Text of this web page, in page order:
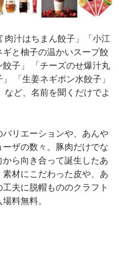
汁はちまん餃子」「小江
と柚子の温かいスープ餃
餃子」 「チーズのせ爆汁丸
「生姜ネギポン水餃子」
など、名前を聞くだけでよ
リエーションや、あんや
ザの数々。豚肉だけでな
ら向き合って誕生したあ
材にこだわった皮や、あ
夫に脱帽もののクラフト
料無料。